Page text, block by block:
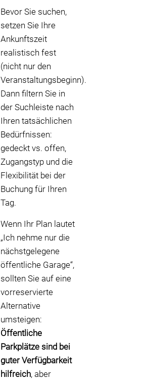
Bevor Sie suchen,
setzen Sie Ihre
Ankunftszeit
realistisch fest
(nicht nur den
Veranstaltungsbeginn).
Dann filtern Sie in
der Suchleiste nach
Ihren tatsächlichen
Bedürfnissen:
gedeckt vs. offen,
Zugangstyp und die
Flexibilität bei der
Buchung für Ihren
Tag.
Wenn Ihr Plan lautet
„Ich nehme nur die
nächstgelegene
öffentliche Garage“,
sollten Sie auf eine
vorreservierte
Alternative
umsteigen:
Öffentliche
Parkplätze sind bei
guter Verfügbarkeit
hilfreich, aber